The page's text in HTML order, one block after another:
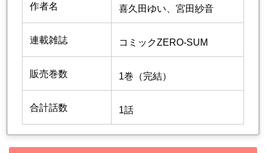
作者名 喜久田ゆい、宮田紗音
連載雑誌 コミックZERO-SUM
販売巻数 1巻（完結）
合計話数 1話